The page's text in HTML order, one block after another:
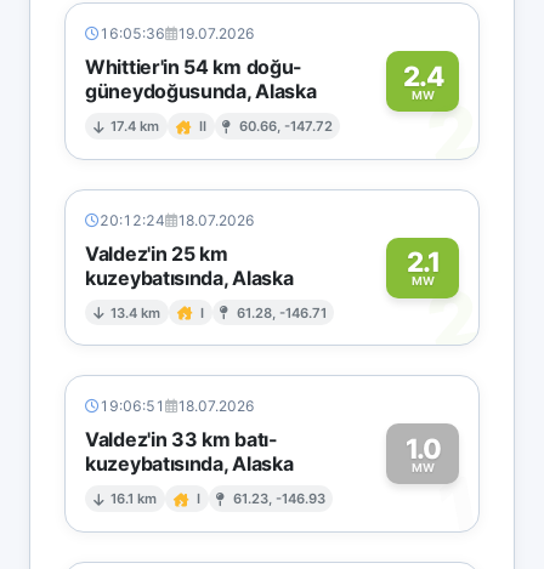
16:05:36 19.07.2026
Whittier'in 54 km doğu-
güneydoğusunda, Alaska
17.4 km II 60.66, -147.72
2.4
MW2
20:12:24 18.07.2026
Valdez'in 25 km
kuzeybatısında, Alaska
13.4 km I 61.28, -146.71
2.1
MW2
19:06:51 18.07.2026
Valdez'in 33 km batı-
kuzeybatısında, Alaska
16.1 km I 61.23, -146.93
1.0
MW1